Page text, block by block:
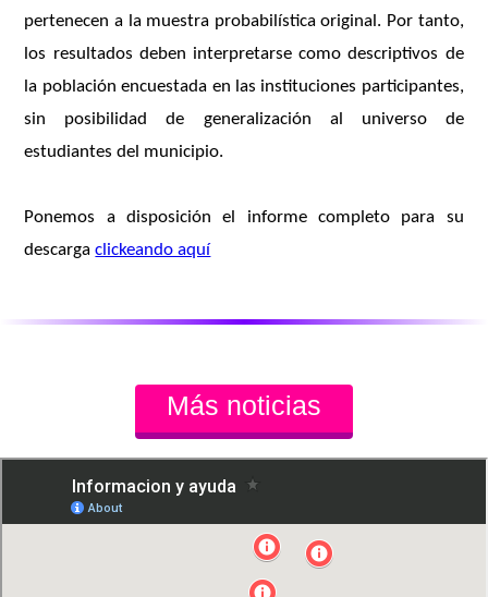
pertenecen a la muestra probabilística original. Por tanto,
los resultados deben interpretarse como descriptivos de
la población encuestada en las instituciones participantes,
sin posibilidad de generalización al universo de
estudiantes del municipio.
Ponemos a disposición el informe completo para su
descargaclickeando aquí
Más noticias